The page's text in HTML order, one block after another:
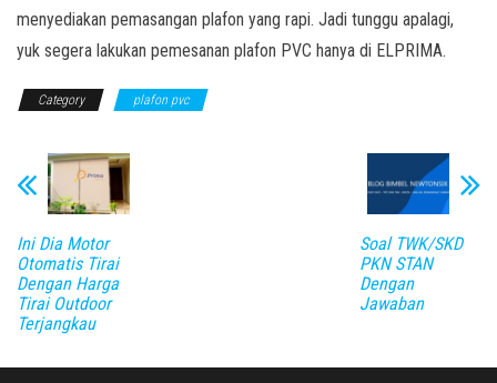
menyediakan pemasangan plafon yang rapi. Jadi tunggu apalagi,
yuk segera lakukan pemesanan plafon PVC hanya di ELPRIMA.
Category plafon pvc
Ini Dia Motor
Otomatis Tirai
Dengan Harga
Tirai Outdoor
Terjangkau
Soal TWK/SKD
PKN STAN
Dengan
Jawaban